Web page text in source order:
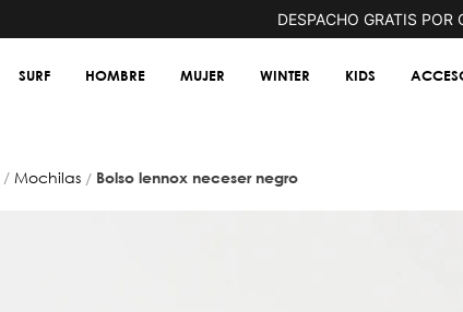
DESPACHO GRATIS
SURF HOMBRE MUJER WINTER KIDS
mochilas bolso lennox neceser negro